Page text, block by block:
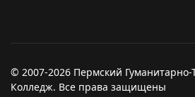
© 2007-2026 Пермский Гуманитарно-
Колледж. Все права защищены